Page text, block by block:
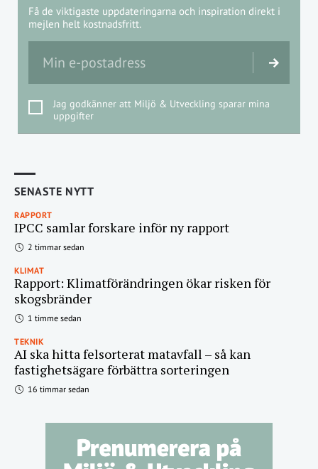
Få de viktigaste uppdateringarna och inspiration direkt i
mejlen helt kostnadsfritt.
Jag godkänner att Miljö & Utveckling sparar mina
uppgifter
SENASTE NYTT
RAPPORT
IPCC samlar forskare inför ny rapport
2 timmar sedan
KLIMAT
Rapport: Klimatförändringen ökar risken för
skogsbränder
1 timme sedan
TEKNIK
AI ska hitta felsorterat matavfall – så kan
fastighetsägare förbättra sorteringen
16 timmar sedan